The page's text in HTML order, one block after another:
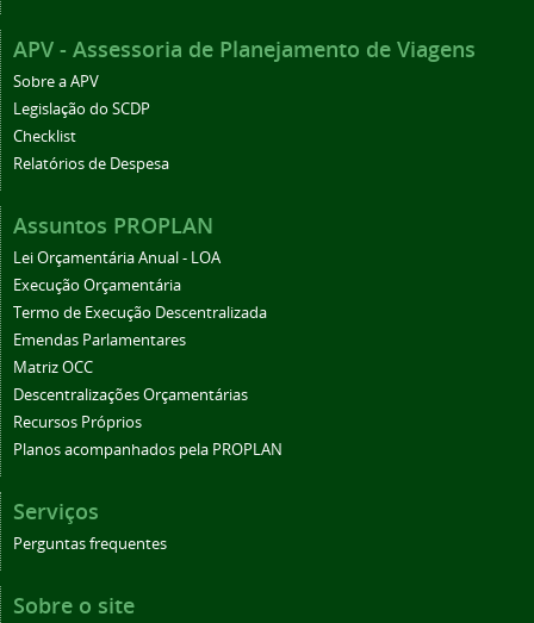
APV - Assessoria de Planejamento de Viagens
Sobre a APV
Legislação do SCDP
Checklist
Relatórios de Despesa
Assuntos PROPLAN
Lei Orçamentária Anual - LOA
Execução Orçamentária
Termo de Execução Descentralizada
Emendas Parlamentares
Matriz OCC
Descentralizações Orçamentárias
Recursos Próprios
Planos acompanhados pela PROPLAN
Serviços
Perguntas frequentes
Sobre o site